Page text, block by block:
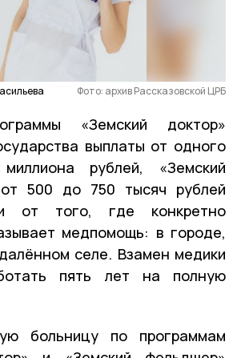
Фото: архив Рассказовской ЦРБ
«Земский доктор»
выплаты от одного
рублей, «Земский
500 до 750 тысяч рублей
от того, где конкретно
медпомощь: в городе,
селе. Взамен медики
пять лет на полную
больницу по программам